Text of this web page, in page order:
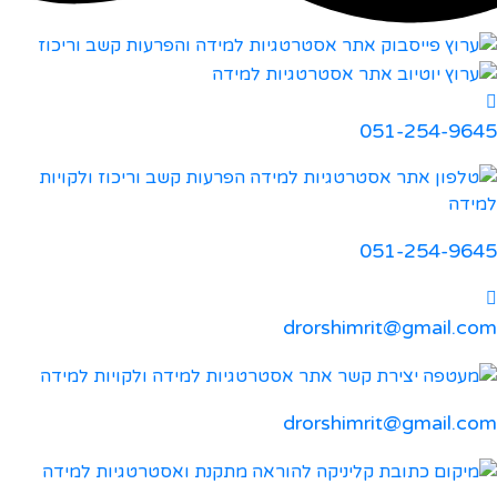
051-254-9645
051-254-9645
drorshimrit@gmail.com
drorshimrit@gmail.com​